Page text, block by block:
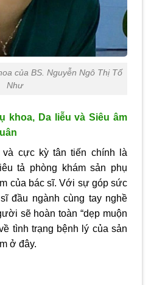
của BS. Nguyễn Ngô Thị Tố
Như
khoa, Da liễu và Siêu âm
và cực kỳ tân tiến chính là
tả phòng khám sản phụ
của bác sĩ. Với sự góp sức
đầu ngành cùng tay nghề
sẽ hoàn toàn “dẹp muộn
tình trạng bệnh lý của sản
ở đây.